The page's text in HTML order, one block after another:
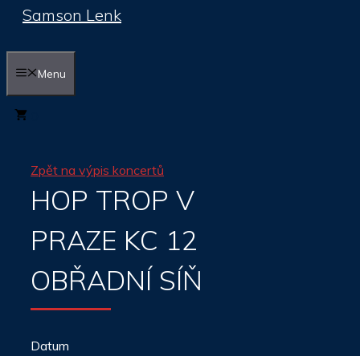
Samson Lenk
Menu
Zpět na výpis koncertů
HOP TROP V
PRAZE KC 12
OBŘADNÍ SÍŇ
Datum